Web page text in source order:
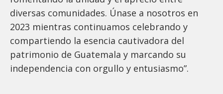
diversas comunidades. Únase a nosotros en
2023 mientras continuamos celebrando y
compartiendo la esencia cautivadora del
patrimonio de Guatemala y marcando su
independencia con orgullo y entusiasmo”.